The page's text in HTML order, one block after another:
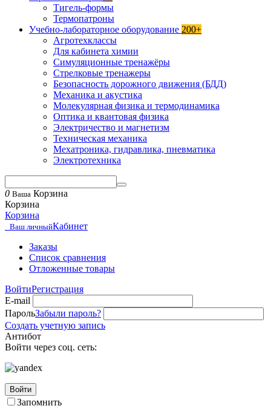
Тигель-формы
Термопатроны
Учебно-лабораторное оборудование 200+
Агротехклассы
Для кабинета химии
Симуляционные тренажёры
Стрелковые тренажеры
Безопасность дорожного движения (БДД)
Механика и акустика
Молекулярная физика и термодинамика
Оптика и квантовая физика
Электричество и магнетизм
Техническая механика
Мехатроника, гидравлика, пневматика
Электротехника
0 Ваша Корзина
Корзина
Корзина
Ваш личныйКабинет
Заказы
Список сравнения
Отложенные товары
ВойтиРегистрация
E-mail
ПарольЗабыли пароль?
Создать учетную запись
Антибот
Войти через соц. сеть:
Войти
Запомнить